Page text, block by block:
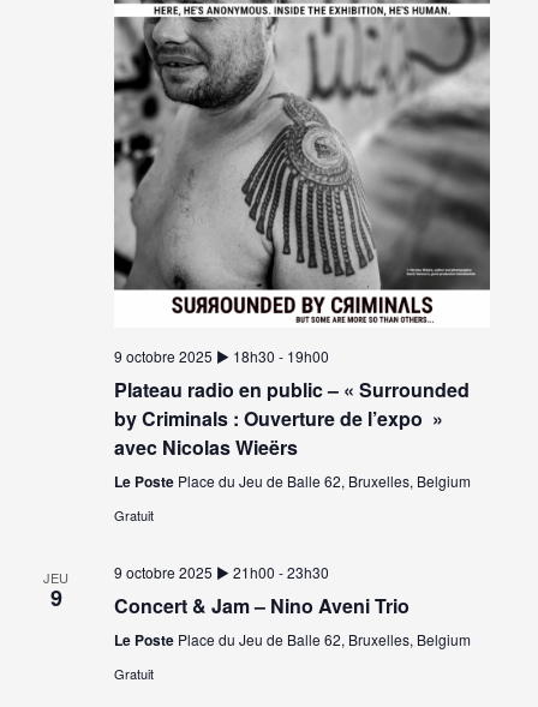
9 octobre 2025 ▶︎ 18h30 - 19h00
Plateau radio en public – « Surrounded
by Criminals : Ouverture de l’expo »
avec Nicolas Wieërs
Le Poste Place du Jeu de Balle 62, Bruxelles, Belgium
Gratuit
JEU
9
9 octobre 2025 ▶︎ 21h00 -23h30
Concert & Jam – Nino Aveni Trio
Le Poste Place du Jeu de Balle 62, Bruxelles, Belgium
Gratuit